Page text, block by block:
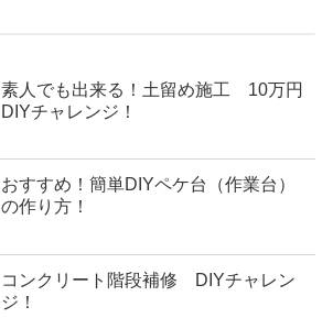
素人でも出来る！土留め施工 10万円
DIYチャレンジ！
おすすめ！簡単DIYペケ台（作業台）
の作り方！
コンクリート階段補修 DIYチャレン
ジ！